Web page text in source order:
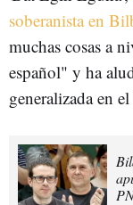
soberanista en
muchas cosas a
español" y ha
generalizada en